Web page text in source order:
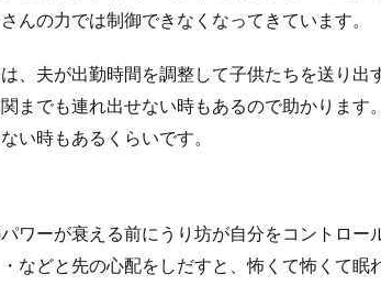
んの力では制御できなくなってきています。
、夫が出勤時間を調整して子供たちを送り
までも連れ出せない時もあるので助かりま
い時もあるくらいです。
ワーが衰える前にうり坊が自分をコントロ
などと先の心配をしだすと、怖くて怖くて